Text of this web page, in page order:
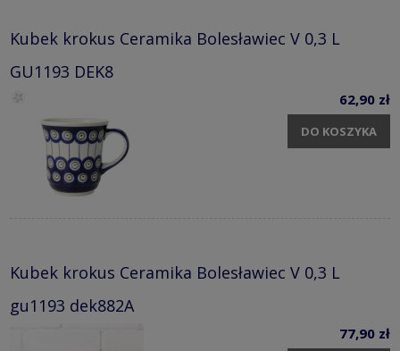
Kubek krokus Ceramika Bolesławiec V 0,3 L
GU1193 DEK8
62,90 zł
DO KOSZYKA
Kubek krokus Ceramika Bolesławiec V 0,3 L
gu1193 dek882A
77,90 zł